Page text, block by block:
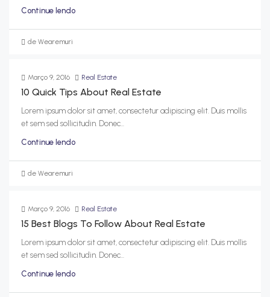
Continue lendo
de Wearemuri
Março 9, 2016 Real Estate
10 Quick Tips About Real Estate
Lorem ipsum dolor sit amet, consectetur adipiscing elit. Duis mollis
et sem sed sollicitudin. Donec...
Continue lendo
de Wearemuri
Março 9, 2016 Real Estate
15 Best Blogs To Follow About Real Estate
Lorem ipsum dolor sit amet, consectetur adipiscing elit. Duis mollis
et sem sed sollicitudin. Donec...
Continue lendo